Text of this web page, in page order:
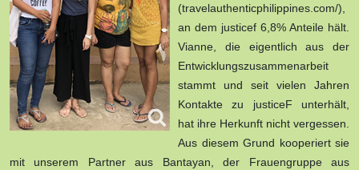
(travelauthenticphilippines.com/),
an dem justicef 6,8% Anteile hält.
Vianne, die eigentlich aus der
Entwicklungszusammenarbeit
stammt und seit vielen Jahren
Kontakte zu justiceF unterhält,
hat ihre Herkunft nicht vergessen.
Aus diesem Grund kooperiert sie
mit unserem Partner aus Bantayan, der Frauengruppe aus